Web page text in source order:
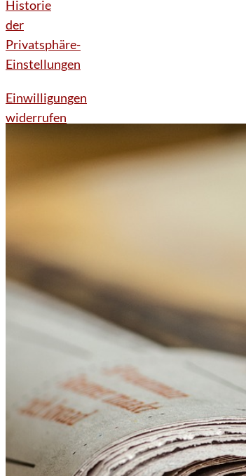
Historie
der
Privatsphäre-
Einstellungen
Einwilligungen
widerrufen